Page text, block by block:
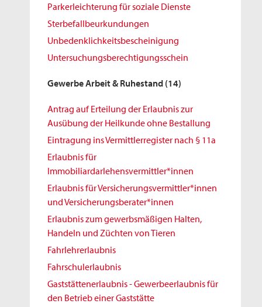
Parkerleichterung für soziale Dienste
Sterbefallbeurkundungen
Unbedenklichkeitsbescheinigung
Untersuchungsberechtigungsschein
Gewerbe Arbeit & Ruhestand (14)
Antrag auf Erteilung der Erlaubnis zur
Ausübung der Heilkunde ohne Bestallung
Eintragung ins Vermittlerregister nach § 11a
Erlaubnis für
Immobiliardarlehensvermittler*innen
Erlaubnis für Versicherungsvermittler*innen
und Versicherungsberater*innen
Erlaubnis zum gewerbsmäßigen Halten,
Handeln und Züchten von Tieren
Fahrlehrerlaubnis
Fahrschulerlaubnis
Gaststättenerlaubnis - Gewerbeerlaubnis für
den Betrieb einer Gaststätte